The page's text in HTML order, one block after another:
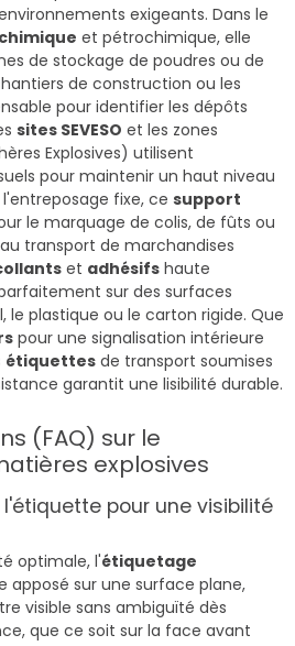
exigeants. Dans le
et pétrochimique, elle
de stockage de poudres ou de
de construction ou les
pour identifier les dépôts
sites SEVESO et les zones
Explosives) utilisent
pour maintenir un haut niveau
fixe, ce support
le marquage de colis, de fûts ou
transport de marchandises
et adhésifs haute
sur des surfaces
plastique ou le carton rigide. Que
pour une signalisation intérieure
étiquettes de transport soumises
garantit une lisibilité durable.
(FAQ) sur le
explosives
pour une visibilité
optimale, l'étiquetage
apposé sur une surface plane,
visible sans ambiguïté dès
que ce soit sur la face avant